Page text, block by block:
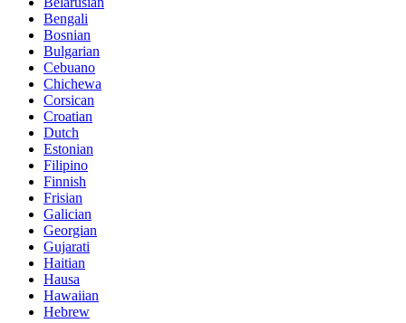
Bengali
Bosnian
Bulgarian
Cebuano
Chichewa
Corsican
Croatian
Dutch
Estonian
Filipino
Finnish
Frisian
Galician
Georgian
Gujarati
Haitian
Hausa
Hawaiian
Hebrew